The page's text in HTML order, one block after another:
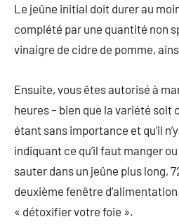
Le jeûne initial doit durer au
complété par une quantité non
vinaigre de cidre de pomme,
Ensuite, vous êtes autorisé à
heures – bien que la variété soit
étant sans importance et qu’il
indiquant ce qu’il faut manger
sauter dans un jeûne plus long,
deuxième fenêtre
« détoxifier votre foie ».